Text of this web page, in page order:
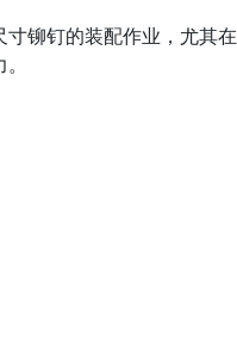
铆钉的装配作业，尤其